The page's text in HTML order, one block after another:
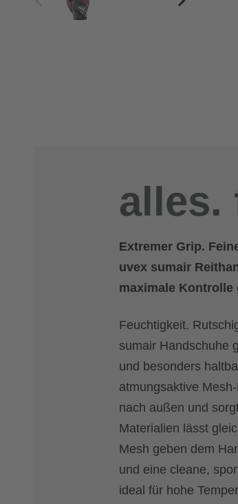
alles.
Extremer Grip.
uvex sumair
maximale
Feuchtigkeit.
sumair Handschuhe
und besonders
atmungsaktive
nach außen und
Materialien lässt
Mesh geben dem
und eine cleane,
ideal für hohe